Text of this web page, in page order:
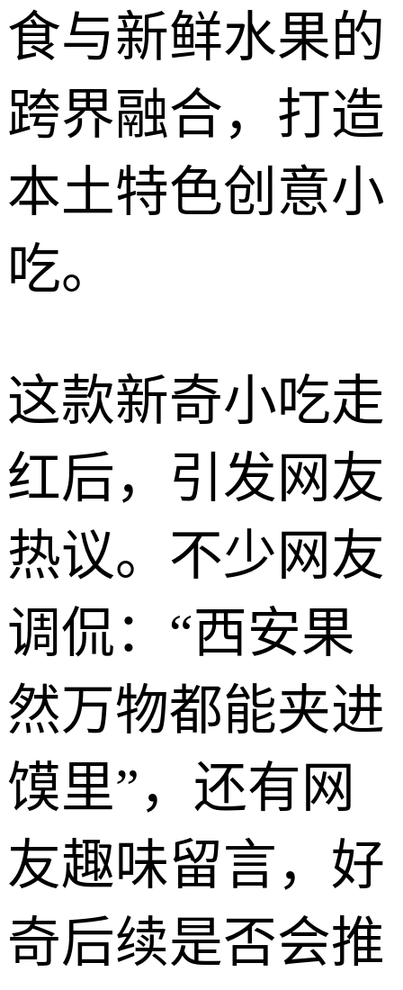
食与新鲜水果的
跨界融合，打造
本土特色创意小
吃。
这款新奇小吃走
红后，引发网友
热议。不少网友
调侃：“西安果
然万物都能夹进
馍里”，还有网
友趣味留言，好
奇后续是否会推